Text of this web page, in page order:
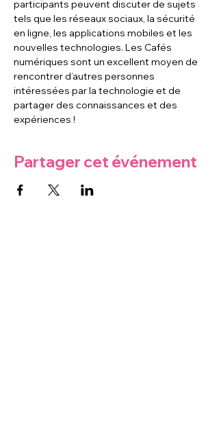
participants peuvent discuter de sujets
tels que les réseaux sociaux, la sécurité
en ligne, les applications mobiles et les
nouvelles technologies. Les Cafés
numériques sont un excellent moyen de
rencontrer d’autres personnes
intéressées par la technologie et de
partager des connaissances et des
expériences !
Partager cet événement